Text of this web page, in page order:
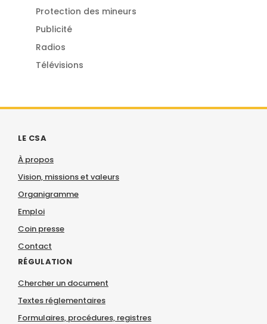
Protection des mineurs
Publicité
Radios
Télévisions
LE CSA
À propos
Vision, missions et valeurs
Organigramme
Emploi
Coin presse
Contact
RÉGULATION
Chercher un document
Textes réglementaires
Formulaires, procédures, registres